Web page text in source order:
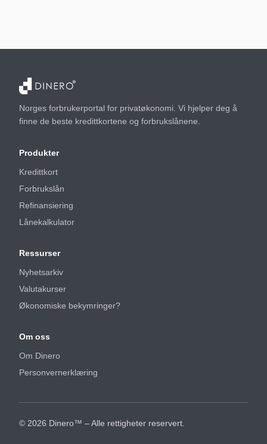
Norges forbrukerportal for privatøkonomi. Vi hjelper deg å
finne de beste kredittkortene og forbrukslånene.
Produkter
Kredittkort
Forbrukslån
Refinansiering
Lånekalkulator
Ressurser
Nyhetsarkiv
Valutakurser
Økonomiske bekymringer?
Om oss
Om Dinero
Personvernerklæring
© 2026 Dinero™ – Alle rettigheter reservert.